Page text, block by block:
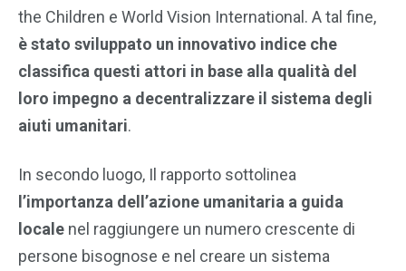
the Children e World Vision International. A tal fine,
è stato sviluppato un innovativo indice che
classifica questi attori in base alla qualità del
loro impegno a decentralizzare il sistema degli
aiuti umanitari.
In secondo luogo, Il rapporto sottolinea
l’importanza dell’azione umanitaria a guida
locale nel raggiungere un numero crescente di
persone bisognose e nel creare un sistema